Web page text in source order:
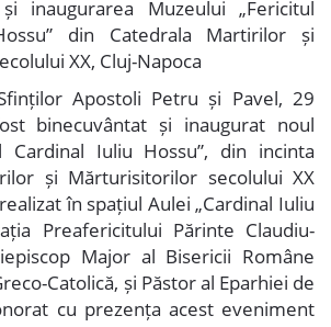
inaugurarea Muzeului „Fericitul
din Catedrala Martirilor și
XX, Cluj-Napoca
Apostoli Petru și Pavel, 29
binecuvântat și inaugurat noul
Cardinal Iuliu Hossu”, din incinta
și Mărturisitorilor secolului XX
în spațiul Aulei „Cardinal Iuliu
Preafericitului Părinte Claudiu-
Major al Bisericii Române
Catolică, și Păstor al Eparhiei de
cu prezența acest eveniment